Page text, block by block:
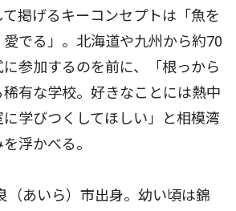
掲げるキーコンセプトは「魚を
でる」。北海道や九州から約70
参加するのを前に、「根っから
有な学校。好きなことには熱中
学びつくしてほしい」と相模湾
浮かべる。
あいら）市出身。幼い頃は錦